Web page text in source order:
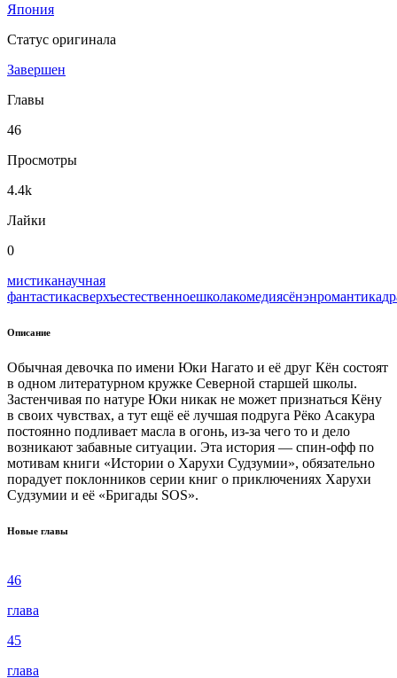
Япония
Статус оригинала
Завершен
Главы
46
Просмотры
4.4k
Лайки
0
мистиканаучная
фантастикасверхъестественноешколакомедиясёнэнромантика
Описание
Обычная девочка по имени Юки Нагато и её друг Кён состоят
в одном литературном кружке Северной старшей школы.
Застенчивая по натуре Юки никак не может признаться Кёну
в своих чувствах, а тут ещё её лучшая подруга Рёко Асакура
постоянно подливает масла в огонь, из-за чего то и дело
возникают забавные ситуации. Эта история — спин-офф по
мотивам книги «Истории о Харухи Судзумии», обязательно
порадует поклонников серии книг о приключениях Харухи
Судзумии и её «Бригады SOS».
Новые главы
46
глава
45
глава